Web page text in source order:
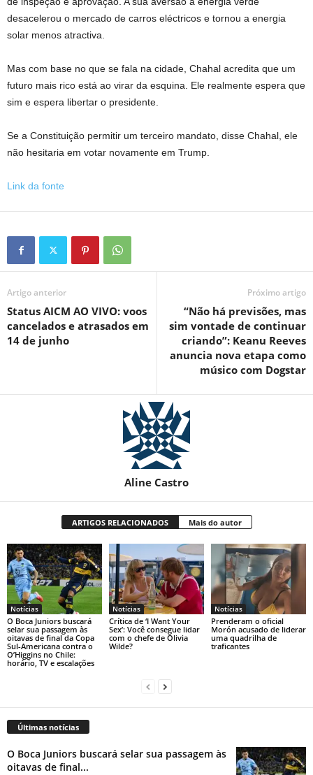
desacelerou o mercado de carros eléctricos e tornou a energia
solar menos atractiva.
Mas com base no que se fala na cidade, Chahal acredita que um
futuro mais rico está ao virar da esquina. Ele realmente espera que
sim e espera libertar o presidente.
Se a Constituição permitir um terceiro mandato, disse Chahal, ele
não hesitaria em votar novamente em Trump.
Link da fonte
Artigo anterior
Status AICM AO VIVO: voos
cancelados e atrasados ​​em
14 de junho
Próximo artigo
“Não há previsões, mas
sim vontade de continuar
criando”: Keanu Reeves
anuncia nova etapa como
músico com Dogstar
Aline Castro
ARTIGOS RELACIONADOS Mais do autor
Notícias
O Boca Juniors buscará
selar sua passagem às
oitavas de final da Copa
Sul-Americana contra o
O’Higgins no Chile:
horário, TV e escalações
Notícias
Crítica de ‘I Want Your
Sex’: Você consegue lidar
com o chefe de Olivia
Wilde?
Notícias
Prenderam o oficial
Morón acusado de liderar
uma quadrilha de
traficantes
Últimas notícias
O Boca Juniors buscará selar sua passagem às
oitavas de final...